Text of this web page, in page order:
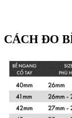
CÁCH ĐO